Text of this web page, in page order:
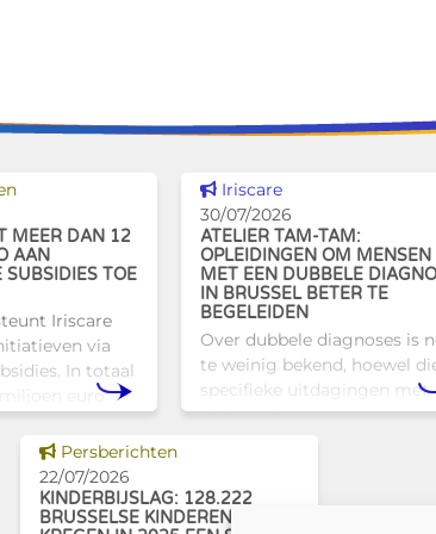
MEER DAN 12
AAN
SUBSIDIES TOE
Iriscare
via
In totaal
euro
die actief
van gezondhe
Dit nieuws tonen
Iriscare
30/07/2026
ATELIER TAM-TAM:
OPLEIDINGEN OM MENSEN
MET EEN DUBBELE
IN BRUSSEL BETER TE
BEGELEIDEN
Over dubbele diagnoses is
te weinig bekend, hoewel
specifieke uitdagingen met
zich meebrengen voor
een concrete oplossing in
Dit nieuws tonen
Persberichten
22/07/2026
KINDERBIJSLAG: 128.222
BRUSSELSE KINDEREN